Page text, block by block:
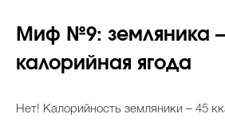
Миф №9: земляника –
калорийная ягода
Нет! Калорийность земляники – 45